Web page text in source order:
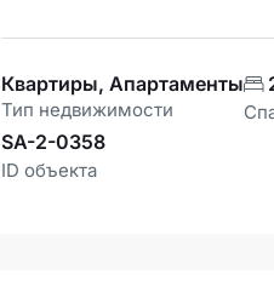
Квартиры, Апартаменты
Тип недвижимости
SA-2-0358
ID объекта